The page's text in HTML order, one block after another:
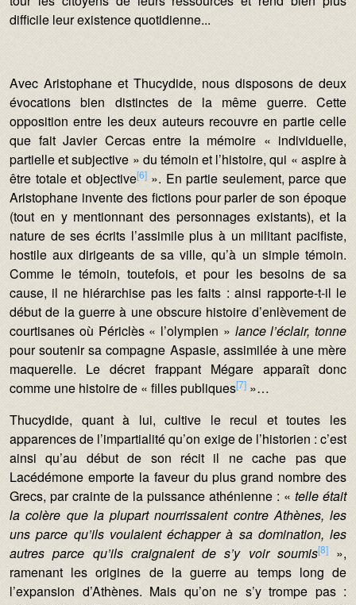
difficile leur existence quotidienne...
Avec Aristophane et Thucydide, nous disposons de deux
évocations bien distinctes de la même guerre. Cette
opposition entre les deux auteurs recouvre en partie celle
que fait Javier Cercas entre la mémoire « individuelle,
partielle et subjective » du témoin et l’histoire, qui « aspire à
être totale et objective[6]». En partie seulement, parce que
Aristophane invente des fictions pour parler de son époque
(tout en y mentionnant des personnages existants), et la
nature de ses écrits l’assimile plus à un militant pacifiste,
hostile aux dirigeants de sa ville, qu’à un simple témoin.
Comme le témoin, toutefois, et pour les besoins de sa
cause, il ne hiérarchise pas les faits : ainsi rapporte-t-il le
début de la guerre à une obscure histoire d’enlèvement de
courtisanes où Périclès « l’olympien » lance l’éclair, tonne
pour soutenir sa compagne Aspasie, assimilée à une mère
maquerelle. Le décret frappant Mégare apparaît donc
comme une histoire de « filles publiques[7] »…
Thucydide, quant à lui, cultive le recul et toutes les
apparences de l’impartialité qu’on exige de l’historien : c’est
ainsi qu’au début de son récit il ne cache pas que
Lacédémone emporte la faveur du plus grand nombre des
Grecs, par crainte de la puissance athénienne : « telle était
la colère que la plupart nourrissaient contre Athènes, les
uns parce qu’ils voulaient échapper à sa domination, les
autres parce qu’ils craignaient de s’y voir soumis[8]
»,
ramenant les origines de la guerre au temps long de
l’expansion d’Athènes. Mais qu’on ne s’y trompe pas :